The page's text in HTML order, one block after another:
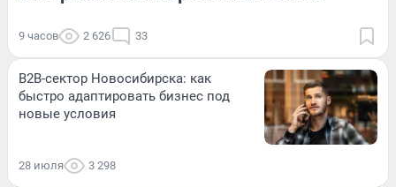
9 часов 2 626 33
B2B-сектор Новосибирска: как
быстро адаптировать бизнес под
новые условия
28 июля 3 298
ПРОИСШЕСТВИЯ